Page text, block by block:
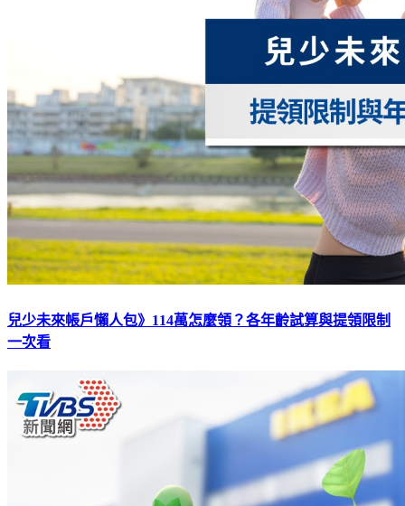
兒少未來帳戶懶人包》114萬怎麼領？各年齡試算與提領限制
一次看